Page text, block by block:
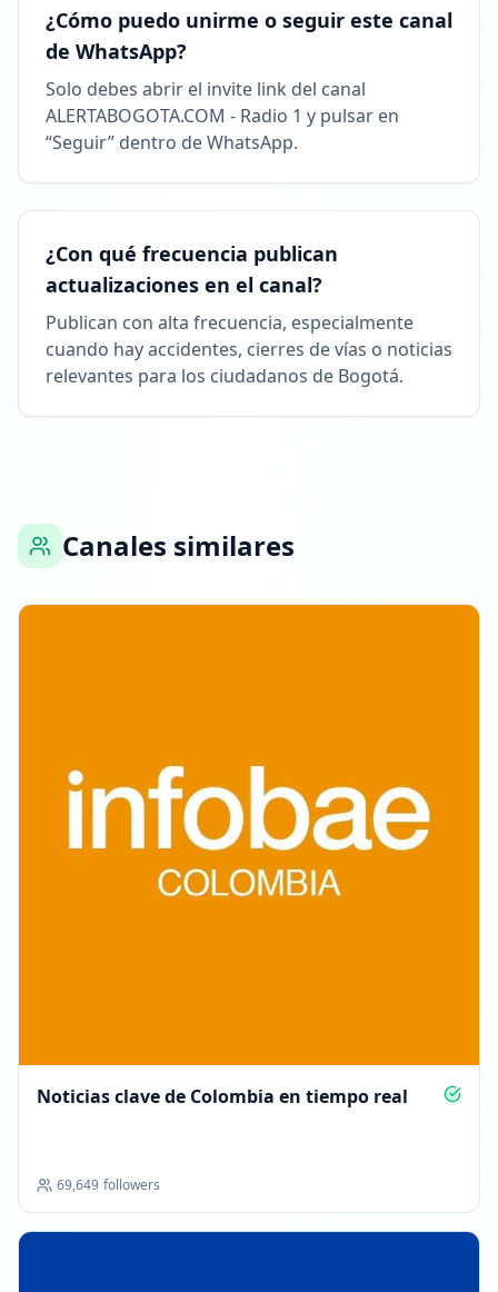
¿Cómo puedo unirme o seguir este canal
de WhatsApp?
Solo debes abrir el invite link del canal
ALERTABOGOTA.COM - Radio 1 y pulsar en
“Seguir” dentro de WhatsApp.
¿Con qué frecuencia publican
actualizaciones en el canal?
Publican con alta frecuencia, especialmente
cuando hay accidentes, cierres de vías o noticias
relevantes para los ciudadanos de Bogotá.
Canales similares
Noticias clave de Colombia en tiempo real
69,649 followers